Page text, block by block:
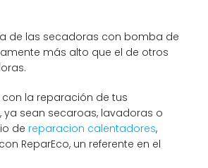
de las secadoras con bomba de
más alto que el de otros
la reparación de tus
sean secaroas, lavadoras o
de reparacion calentadores,
ReparEco, un referente en el